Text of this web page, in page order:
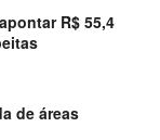
R$ 55,4
de áreas